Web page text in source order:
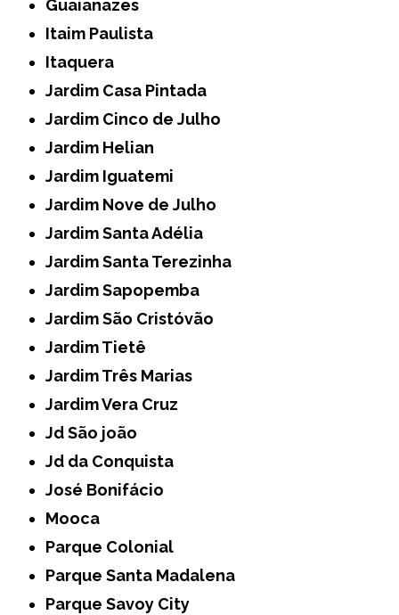
Guaianazes
Itaim Paulista
Itaquera
Jardim Casa Pintada
Jardim Cinco de Julho
Jardim Helian
Jardim Iguatemi
Jardim Nove de Julho
Jardim Santa Adélia
Jardim Santa Terezinha
Jardim Sapopemba
Jardim São Cristóvão
Jardim Tietê
Jardim Três Marias
Jardim Vera Cruz
Jd São joão
Jd da Conquista
José Bonifácio
Mooca
Parque Colonial
Parque Santa Madalena
Parque Savoy City